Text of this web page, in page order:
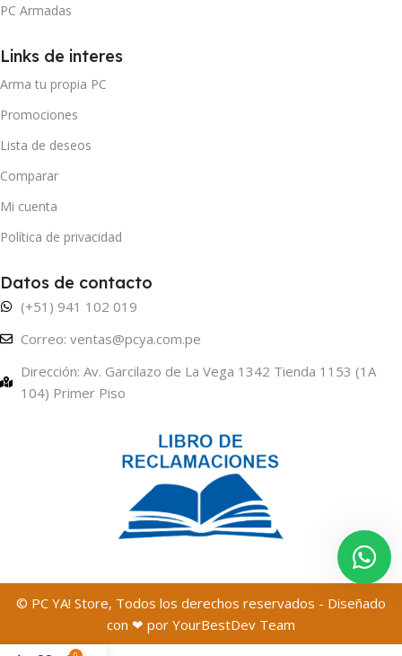
PC Armadas
Links de interes
Arma tu propia PC
Promociones
Lista de deseos
Comparar
Mi cuenta
Política de privacidad
Datos de contacto
(+51) 941 102 019
Correo: ventas@pcya.com.pe
Dirección: Av. Garcilazo de La Vega 1342 Tienda 1153 (1A
104) Primer Piso
© PC YA! Store, Todos los derechos reservados - Diseñado
con ❤ por YourBestDev Team